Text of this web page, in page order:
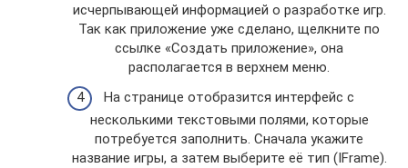
исчерпывающей информацией о разработке игр.
Так как приложение уже сделано, щелкните по
ссылке «Создать приложение», она
располагается в верхнем меню.
На странице отобразится интерфейс с
несколькими текстовыми полями, которые
потребуется заполнить. Сначала укажите
название игры, а затем выберите её тип (IFrame).